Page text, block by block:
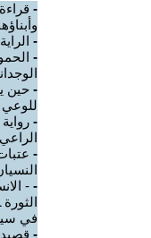
-
-
-
- حين
للوعي
-
الراعي
-
-
-
الثورة
في
-